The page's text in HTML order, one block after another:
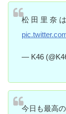
松 田 里 奈
— K46
今日も最高